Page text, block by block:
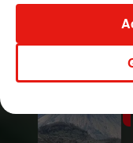
Publié : 19
Mundo